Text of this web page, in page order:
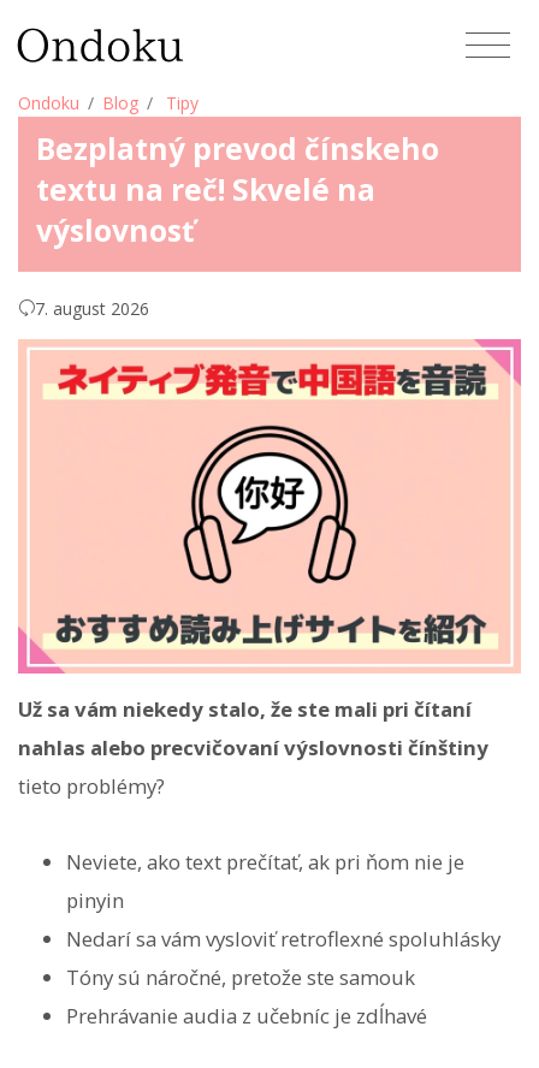
Ondoku Blog Tipy
Bezplatný prevod čínskeho
textu na reč! Skvelé na
výslovnosť
7. august 2026
Už sa vám niekedy stalo, že ste mali pri čítaní
nahlas alebo precvičovaní výslovnosti čínštiny
tieto problémy?
Neviete, ako text prečítať, ak pri ňom nie je
pinyin
Nedarí sa vám vysloviť retroflexné spoluhlásky
Tóny sú náročné, pretože ste samouk
Prehrávanie audia z učebníc je zdĺhavé